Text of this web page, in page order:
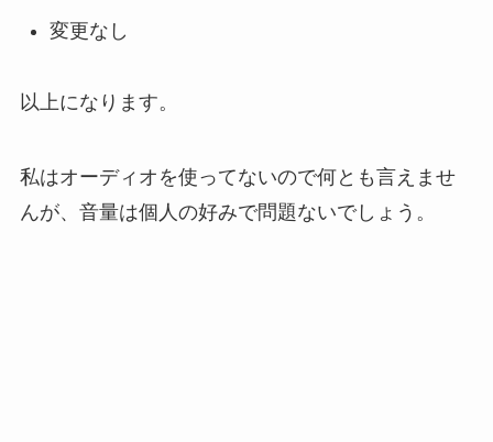
変更なし
以上になります。
私はオーディオを使ってないので何とも言えませ
んが、音量は個人の好みで問題ないでしょう。